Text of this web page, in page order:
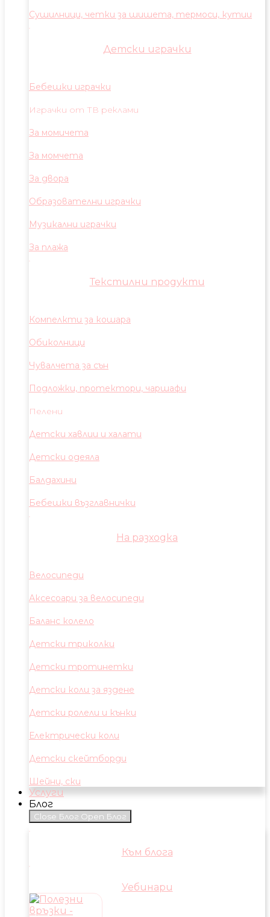
Сушилници, четки за шишета, термоси, кутии
Детски играчки
Бебешки играчки
Играчки от ТВ реклами
За момичета
За момчета
За двора
Образователни играчки
Музикални играчки
За плажа
Текстилни продукти
Компелкти за кошара
Обиколници
Чувалчета за сън
Подложки, протектори, чаршафи
Пелени
Детски хавлии и халати
Детски одеяла
Балдахини
Бебешки възглавнички
На разходка
Велосипеди
Аксесоари за велосипеди
Баланс колело
Детски триколки
Детски тротинетки
Детски коли за яздене
Детски ролели и кънки
Електрически коли
Детски скейтборди
Шейни, ски
Услуги
Блог
Close Блог Open Блог
Към блога
Уебинари